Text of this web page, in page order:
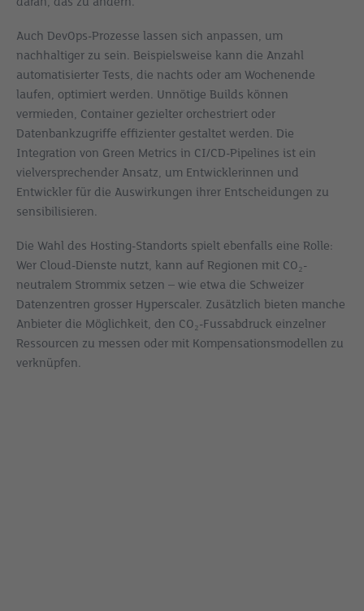
Auch DevOps-Prozesse lassen sich anpassen, um
nachhaltiger zu sein. Beispielsweise kann die Anzahl
automatisierter Tests, die nachts oder am Wochenende
laufen, optimiert werden. Unnötige Builds können
vermieden, Container gezielter orchestriert oder
Datenbankzugriffe effizienter gestaltet werden. Die
Integration von Green Metrics in CI/CD-Pipelines ist ein
vielversprechender Ansatz, um Entwicklerinnen und
Entwickler für die Auswirkungen ihrer Entscheidungen zu
sensibilisieren.
Die Wahl des Hosting-Standorts spielt ebenfalls eine Rolle:
Wer Cloud-Dienste nutzt, kann auf Regionen mit CO₂-
neutralem Strommix setzen – wie etwa die Schweizer
Datenzentren grosser Hyperscaler. Zusätzlich bieten manche
Anbieter die Möglichkeit, den CO₂-Fussabdruck einzelner
Ressourcen zu messen oder mit Kompensationsmodellen zu
verknüpfen.